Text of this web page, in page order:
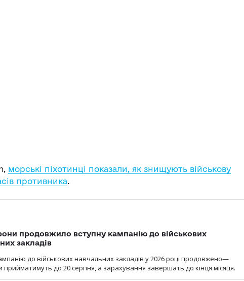
морські піхотинці показали, як знищують військову
противника.
продовжило вступну кампанію до військових
закладів
до військових навчальних закладів у 2026 році продовжено—
прийматимуть до 20 серпня, а зарахування завершать до кінця місяця.